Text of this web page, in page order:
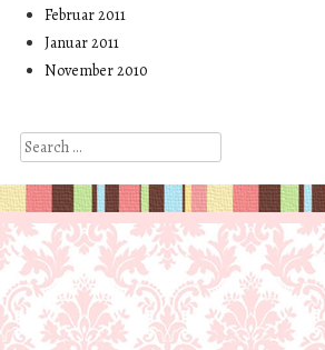
Februar 2011
Januar 2011
November 2010
Search